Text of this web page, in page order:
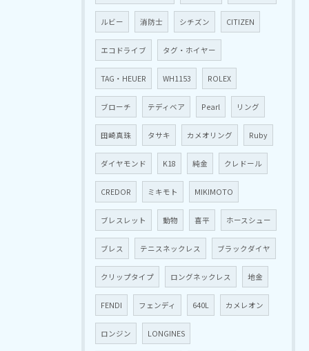
ルビー 消防士 シチズン CITIZEN
エコドライブ タグ・ホイヤー
TAG・HEUER WH1153 ROLEX
ブローチ テディベア Pearl リング
田崎真珠 タサキ カメオリング Ruby
ダイヤモンド K18 純金 クレドール
CREDOR ミキモト MIKIMOTO
ブレスレット 動物 喜平 ホースシュー
ブレス テニスネックレス ブラックダイヤ
クリップタイプ ロングネックレス 地金
FENDI フェンディ 640L カメレオン
ロンジン LONGINES